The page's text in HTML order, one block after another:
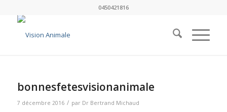
0450421816
bonnesfetesvisionanimale
7 décembre 2016 / par Dr Bertrand Michaud